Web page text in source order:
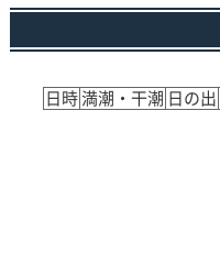
日時満潮・干潮 日の出